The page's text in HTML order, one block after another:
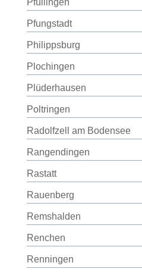
Pfullingen
Pfungstadt
Philippsburg
Plochingen
Plüderhausen
Poltringen
Radolfzell am Bodensee
Rangendingen
Rastatt
Rauenberg
Remshalden
Renchen
Renningen